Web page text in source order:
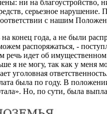
ни на благоустройство,
серьезное
с нашим
конец года, а не были
распоряжаться, -
идет об имущественном
я не могу, так как у меня
уголовная
была по году. В
Но, по сути, была